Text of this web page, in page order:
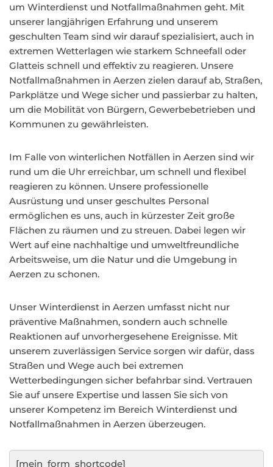
um Winterdienst und Notfallmaßnahmen geht. Mit
unserer langjährigen Erfahrung und unserem
geschulten Team sind wir darauf spezialisiert, auch in
extremen Wetterlagen wie starkem Schneefall oder
Glatteis schnell und effektiv zu reagieren. Unsere
Notfallmaßnahmen in Aerzen zielen darauf ab, Straßen,
Parkplätze und Wege sicher und passierbar zu halten,
um die Mobilität von Bürgern, Gewerbebetrieben und
Kommunen zu gewährleisten.
Im Falle von winterlichen Notfällen in Aerzen sind wir
rund um die Uhr erreichbar, um schnell und flexibel
reagieren zu können. Unsere professionelle
Ausrüstung und unser geschultes Personal
ermöglichen es uns, auch in kürzester Zeit große
Flächen zu räumen und zu streuen. Dabei legen wir
Wert auf eine nachhaltige und umweltfreundliche
Arbeitsweise, um die Natur und die Umgebung in
Aerzen zu schonen.
Unser Winterdienst in Aerzen umfasst nicht nur
präventive Maßnahmen, sondern auch schnelle
Reaktionen auf unvorhergesehene Ereignisse. Mit
unserem zuverlässigen Service sorgen wir dafür, dass
Straßen und Wege auch bei extremen
Wetterbedingungen sicher befahrbar sind. Vertrauen
Sie auf unsere Expertise und lassen Sie sich von
unserer Kompetenz im Bereich Winterdienst und
Notfallmaßnahmen in Aerzen überzeugen.
[mein_form_shortcode]